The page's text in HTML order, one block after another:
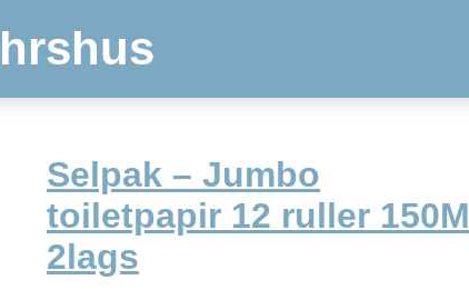
Selpak – Jumbo
toiletpapir 12 ruller 150M
2lags